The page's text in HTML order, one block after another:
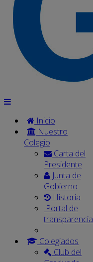
Inicio
Nuestro
Colegio
Carta del
Presidente
Junta de
Gobierno
Historia
Portal de
transparencia
Colegiados
Club del